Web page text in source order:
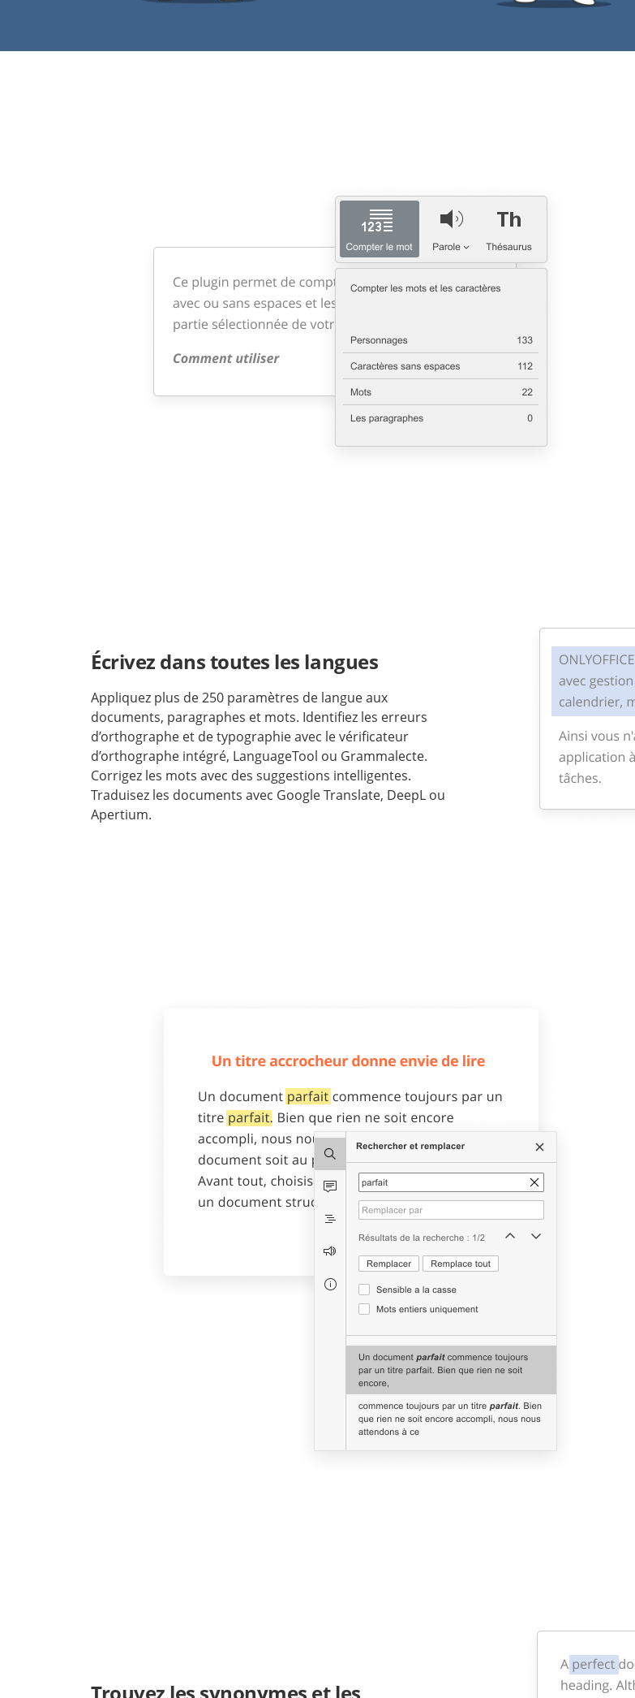
Écrivez dans toutes les langues
Appliquez plus de 250 paramètres de langue aux
documents, paragraphes et mots. Identifiez les erreurs
d’orthographe et de typographie avec le vérificateur
d’orthographe intégré, LanguageTool ou Grammalecte.
Corrigez les mots avec des suggestions intelligentes.
Traduisez les documents avec Google Translate, DeepL ou
Apertium.